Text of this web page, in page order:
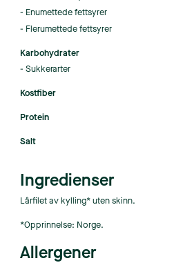
- Enumettede fettsyrer
- Flerumettede fettsyrer
Karbohydrater
- Sukkerarter
Kostfiber
Protein
Salt
Ingredienser
Lårfilet av kylling* uten skinn.
*Opprinnelse: Norge.
Allergener